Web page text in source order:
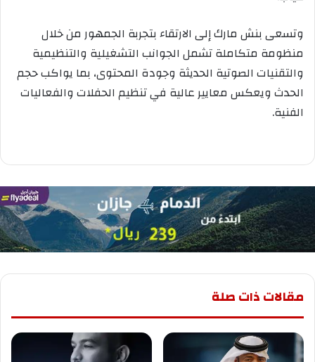
وتسعى بنش مارك إلى الارتقاء بتجربة الجمهور من خلال
منظومة متكاملة تشمل الجوانب التشغيلية والتنظيمية
والتقنيات الصوتية الحديثة وجودة المحتوى، بما يواكب حجم
الحدث ويعكس معايير عالية في تنظيم الحفلات والفعاليات
الفنية.
مقالات ذات صلة